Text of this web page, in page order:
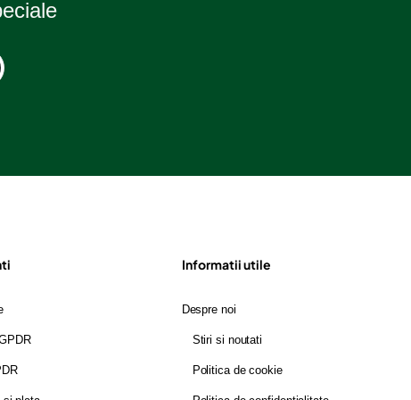
Informatii utile
Despre noi
Stiri si noutati
Politica de cookie